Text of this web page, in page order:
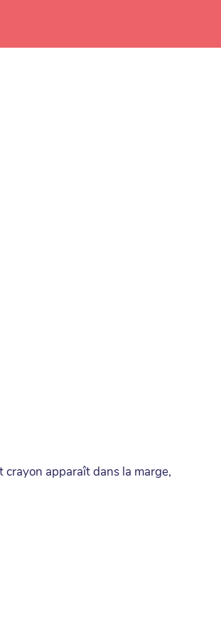
apparaît dans la marge,